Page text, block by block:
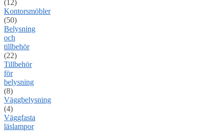
(12)
Kontorsmöbler
(50)
Belysning
och
tillbehör
(22)
Tillbehör
för
belysning
(8)
Väggbelysning
(4)
Väggfasta
läslampor